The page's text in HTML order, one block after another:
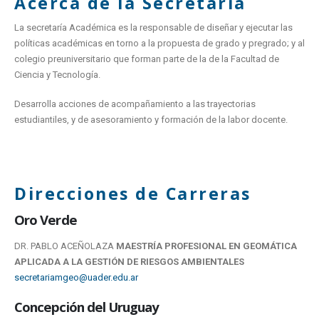
La secretaría Académica es la responsable de diseñar y ejecutar las
políticas académicas en torno a la propuesta de grado y pregrado; y al
colegio preuniversitario que forman parte de la de la Facultad de
Ciencia y Tecnología.
Desarrolla acciones de acompañamiento a las trayectorias
estudiantiles, y de asesoramiento y formación de la labor docente.
Direcciones de Carreras
Oro Verde
DR. PABLO ACEÑOLAZA MAESTRÍA PROFESIONAL EN GEOMÁTICA
APLICADA A LA GESTIÓN DE RIESGOS AMBIENTALES
secretariamgeo@uader.edu.ar
Concepción del Uruguay